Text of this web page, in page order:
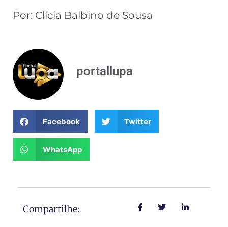
Por: Clícia Balbino de Sousa
portallupa
Facebook Twitter
WhatsApp
Compartilhe: